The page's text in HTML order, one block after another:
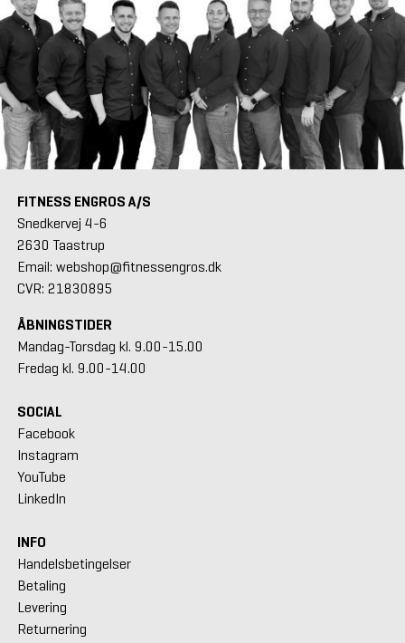
FITNESS ENGROS A/S
Snedkervej 4-6
2630 Taastrup
Email: webshop@fitnessengros.dk
CVR: 21830895
ÅBNINGSTIDER
Mandag-Torsdag kl. 9.00-15.00
Fredag kl. 9.00-14.00
SOCIAL
Facebook
Instagram
YouTube
LinkedIn
INFO
Handelsbetingelser
Betaling
Levering
Returnering